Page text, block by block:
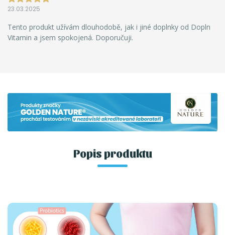
23.03.2025
Tento produkt užívám dlouhodobě, jak i jiné doplnky od Dopln
Vitamin a jsem spokojená. Doporučuji.
Popis produktu